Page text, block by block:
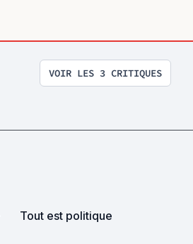
VOIR LES 3 CRITIQUES
Tout est politique